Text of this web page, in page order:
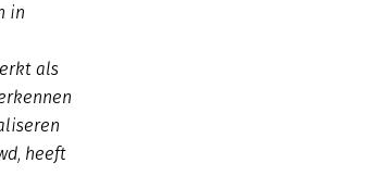
in
als
heeft